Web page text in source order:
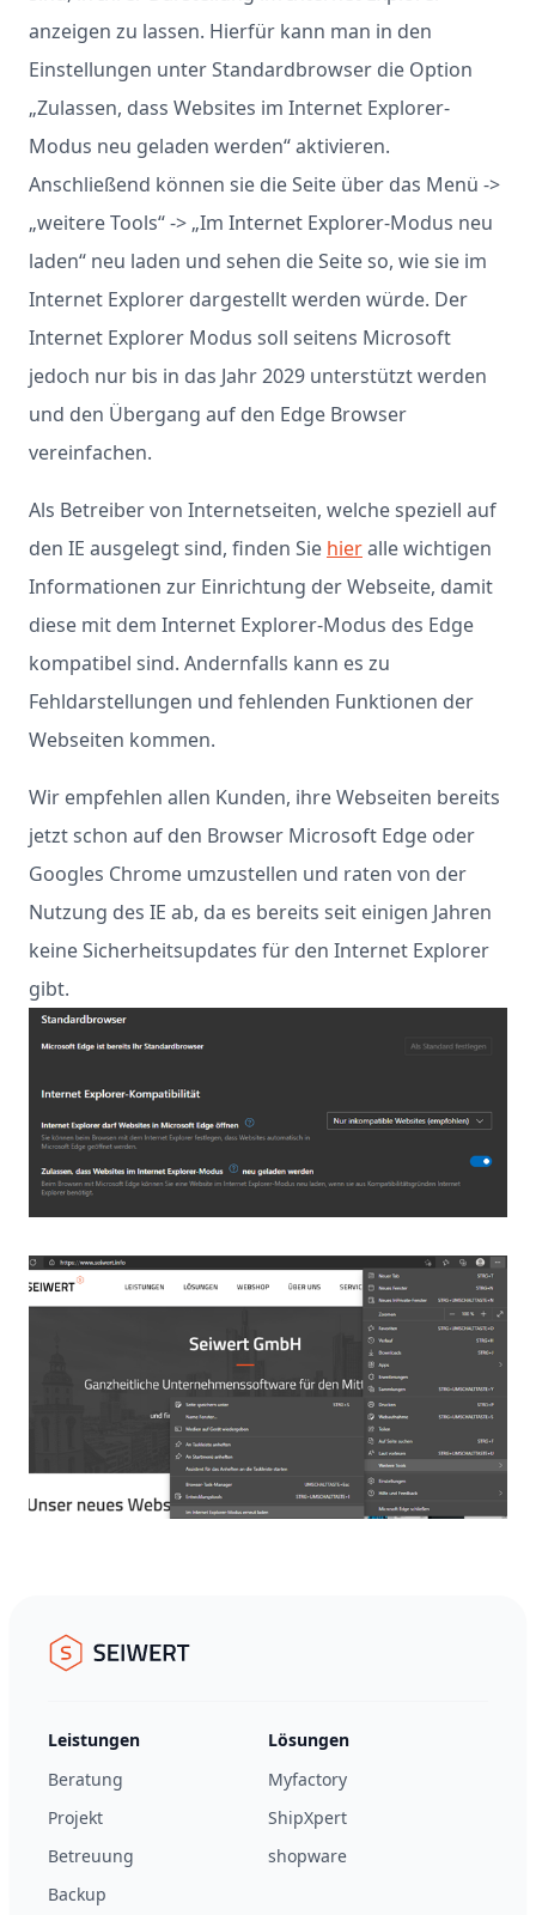
anzeigen zu lassen. Hierfür kann man in den
Einstellungen unter Standardbrowser die Option
„Zulassen, dass Websites im Internet Explorer-
Modus neu geladen werden“ aktivieren.
Anschließend können sie die Seite über das Menü ->
„weitere Tools“ -> „Im Internet Explorer-Modus neu
laden“ neu laden und sehen die Seite so, wie sie im
Internet Explorer dargestellt werden würde. Der
Internet Explorer Modus soll seitens Microsoft
jedoch nur bis in das Jahr 2029 unterstützt werden
und den Übergang auf den Edge Browser
vereinfachen.
Als Betreiber von Internetseiten, welche speziell auf
den IE ausgelegt sind, finden Sie hieralle wichtigen
Informationen zur Einrichtung der Webseite, damit
diese mit dem Internet Explorer-Modus des Edge
kompatibel sind. Andernfalls kann es zu
Fehldarstellungen und fehlenden Funktionen der
Webseiten kommen.
Wir empfehlen allen Kunden, ihre Webseiten bereits
jetzt schon auf den Browser Microsoft Edge oder
Googles Chrome umzustellen und raten von der
Nutzung des IE ab, da es bereits seit einigen Jahren
keine Sicherheitsupdates für den Internet Explorer
gibt.
Seiwert GmbH
Leistungen
Beratung
Projekt
Betreuung
Backup
Lösungen
Myfactory
ShipXpert
shopware